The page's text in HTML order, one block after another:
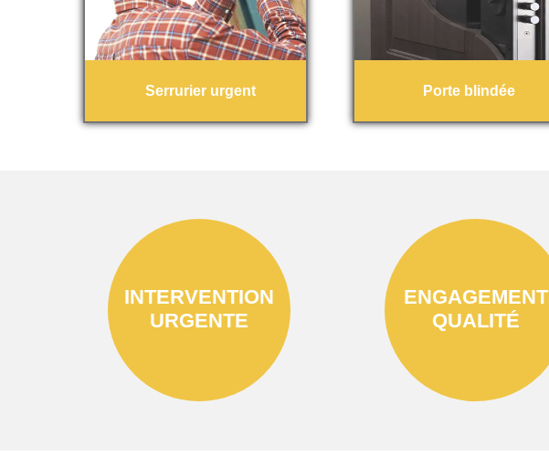
Serrurier urgent Porte blindée
INTERVENTION
URGENTE
ENGAGEMENT
QUALITÉ